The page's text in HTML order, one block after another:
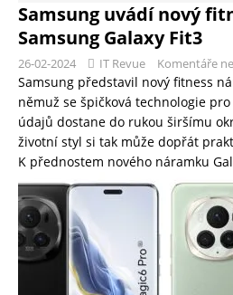
Samsung uvádí nový
Samsung Galaxy Fit3
26-02-2024 IT Revue Komentáře
Samsung představil nový fitness
němuž se špičková technologie
údajů dostane do rukou širšímu
životní styl si tak může dopřát
K přednostem nového náramku